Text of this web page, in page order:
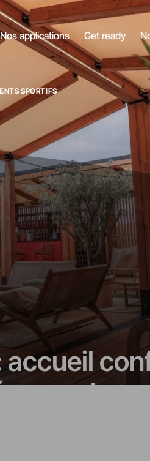
Nos applications Get ready
SPORTIFS
accueil